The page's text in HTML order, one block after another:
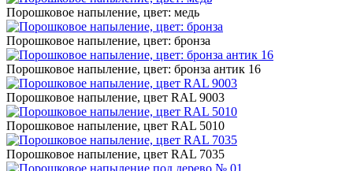
Порошковое напыление, цвет: медь
Порошковое напыление, цвет: бронза
Порошковое напыление, цвет: бронза антик 16
Порошковое напыление, цвет RAL 9003
Порошковое напыление, цвет RAL 5010
Порошковое напыление, цвет RAL 7035